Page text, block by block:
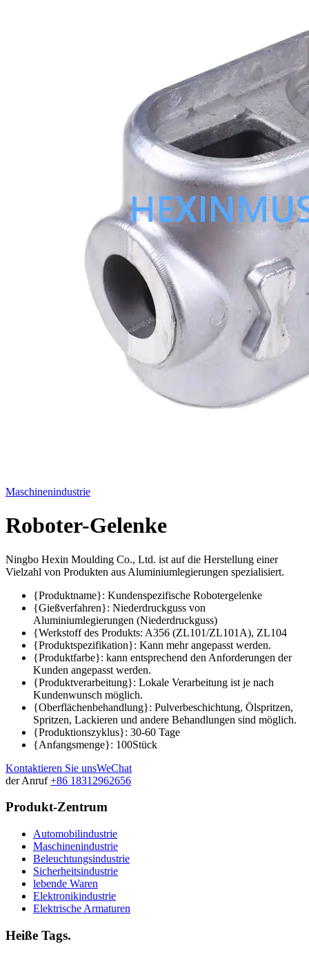
Maschinenindustrie
Roboter-Gelenke
Ningbo Hexin Moulding Co., Ltd. ist auf die Herstellung einer
Vielzahl von Produkten aus Aluminiumlegierungen spezialisiert.
{Produktname}: Kundenspezifische Robotergelenke
{Gießverfahren}: Niederdruckguss von
Aluminiumlegierungen (Niederdruckguss)
{Werkstoff des Produkts: A356 (ZL101/ZL101A), ZL104
{Produktspezifikation}: Kann mehr angepasst werden.
{Produktfarbe}: kann entsprechend den Anforderungen der
Kunden angepasst werden.
{Produktverarbeitung}: Lokale Verarbeitung ist je nach
Kundenwunsch möglich.
{Oberflächenbehandlung}: Pulverbeschichtung, Ölspritzen,
Spritzen, Lackieren und andere Behandlungen sind möglich.
{Produktionszyklus}: 30-60 Tage
{Anfangsmenge}: 100Stück
Kontaktieren Sie unsWeChat
der Anruf +86 18312962656
Produkt-Zentrum
Automobilindustrie
Maschinenindustrie
Beleuchtungsindustrie
Sicherheitsindustrie
lebende Waren
Elektronikindustrie
Elektrische Armaturen
Heiße Tags.